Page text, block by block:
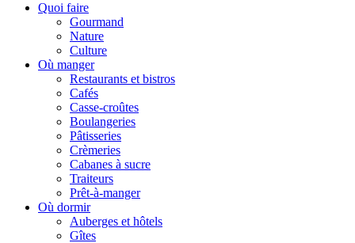
Quoi faire
Gourmand
Nature
Culture
Où manger
Restaurants et bistros
Cafés
Casse-croûtes
Boulangeries
Pâtisseries
Crèmeries
Cabanes à sucre
Traiteurs
Prêt-à-manger
Où dormir
Auberges et hôtels
Gîtes